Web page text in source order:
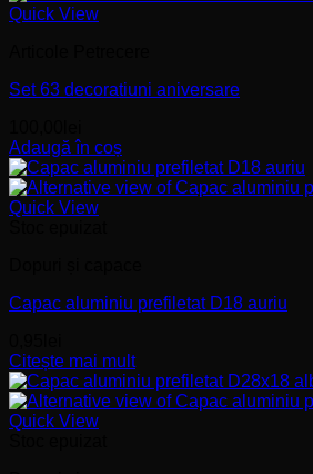
Quick View
Set 63 decoratiuni aniversare
Adaugă în coș
Quick View
Capac aluminiu prefiletat D18 auriu
Citește mai mult
Quick View